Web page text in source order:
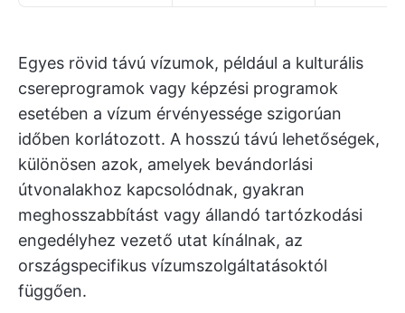
Egyes rövid távú vízumok, például a kulturális
csereprogramok vagy képzési programok
esetében a vízum érvényessége szigorúan
időben korlátozott. A hosszú távú lehetőségek,
különösen azok, amelyek bevándorlási
útvonalakhoz kapcsolódnak, gyakran
meghosszabbítást vagy állandó tartózkodási
engedélyhez vezető utat kínálnak, az
országspecifikus vízumszolgáltatásoktól
függően.